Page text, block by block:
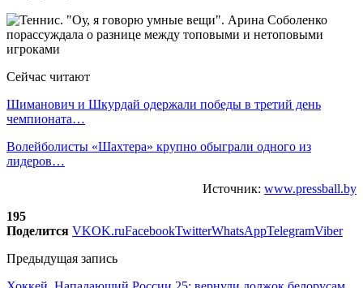
Сейчас читают
Шиманович и Шкурдай одержали победы в третий день
чемпионата…
Волейболисты «Шахтера» крупно обыграли одного из
лидеров…
Источник: www.pressball.by
195
Поделится VKOK.ruFacebookTwitterWhatsAppTelegramViber
Предыдущая запись